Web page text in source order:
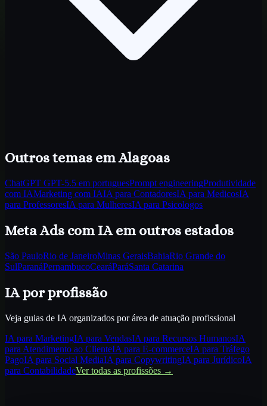
Outros temas em Alagoas
ChatGPT GPT-5.5 em portuguesPrompt engineeringProdutividade
com IAMarketing com IAIA para ContadoresIA para MedicosIA
para ProfessoresIA para MulheresIA para Psicologos
Meta Ads com IAem outros estados
São PauloRio de JaneiroMinas GeraisBahiaRio Grande do
SulParanáPernambucoCearáParáSanta Catarina
IA por profissão
Veja guias de IA organizados por área de atuação profissional
IA para MarketingIA para VendasIA para Recursos HumanosIA
para Atendimento ao ClienteIA para E-commerceIA para Tráfego
PagoIA para Social MediaIA para CopywritingIA para JurídicoIA
para ContabilidadeVer todas as profissões →